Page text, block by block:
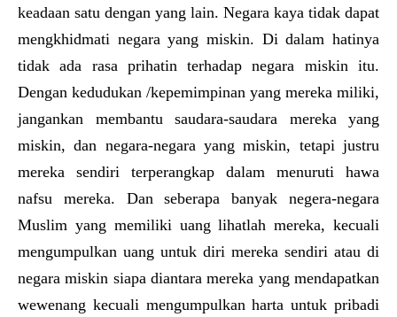
keadaan satu dengan yang lain. Negara kaya tidak dapat
mengkhidmati negara yang miskin. Di dalam hatinya
tidak ada rasa prihatin terhadap negara miskin itu.
Dengan kedudukan /kepemimpinan yang mereka miliki,
jangankan membantu saudara-saudara mereka yang
miskin, dan negara-negara yang miskin, tetapi justru
mereka sendiri terperangkap dalam menuruti hawa
nafsu mereka. Dan seberapa banyak negera-negara
Muslim yang memiliki uang lihatlah mereka, kecuali
mengumpulkan uang untuk diri mereka sendiri atau di
negara miskin siapa diantara mereka yang mendapatkan
wewenang kecuali mengumpulkan harta untuk pribadi